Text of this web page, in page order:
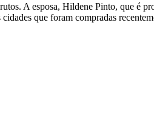
A esposa, Hildene Pinto, que é
que foram compradas